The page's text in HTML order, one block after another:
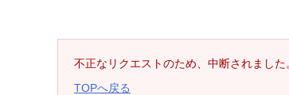
不正なリクエストのため、中断されました
TOPへ戻る